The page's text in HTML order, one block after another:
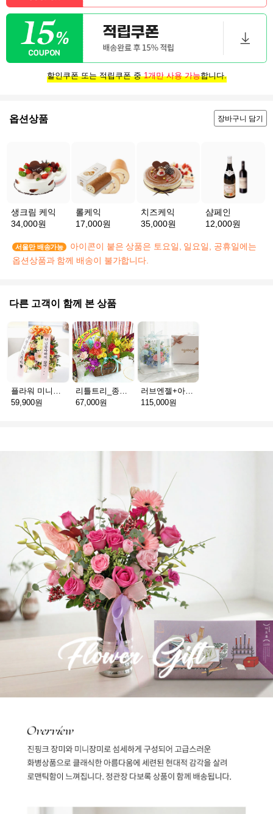
할인쿠폰 또는 적립쿠폰 중1개만 사용 가능합니다.
옵션상품 장바구니 담기
생크림 케익
34,000원
롤케익
17,000원
치즈케익
35,000원
샴페인
12,000원
서울만 배송가능
아이콘이 붙은 상품은 토요일, 일요일, 공휴일에는
옵션상품과 함께 배송이 불가합니다.
다른 고객이 함께 본 상품
플라워 미니화환 A(서울)
59,900원
리틀트리_종이방향제(서울)
67,000원
러브엔젤+아가방딸랑이(서울)
115,000원